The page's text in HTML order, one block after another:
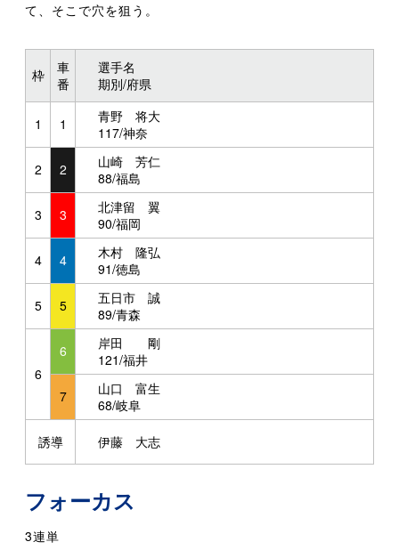
て、そこで穴を狙う。
枠
車
番
選手名
期別/府県
1 1
青野 将大
117/神奈
2 2
山崎 芳仁
88/福島
3 3
北津留 翼
90/福岡
4 4
木村 隆弘
91/徳島
5 5
五日市 誠
89/青森
6
6
岸田 剛
121/福井
7
山口 富生
68/岐阜
誘導 伊藤 大志
フォーカス
3連単